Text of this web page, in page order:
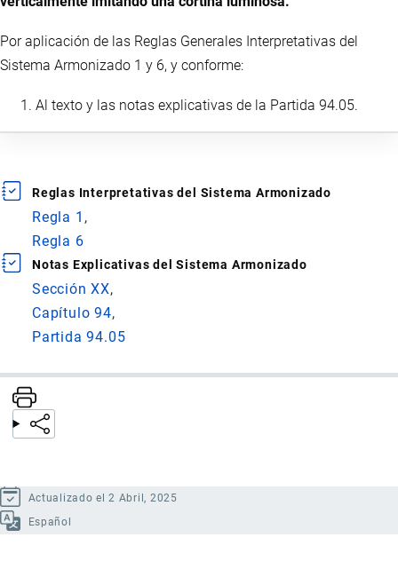
Por aplicación de las Reglas Generales Interpretativas del
Sistema Armonizado 1 y 6, y conforme:
Al texto y las notas explicativas de la Partida 94.05.
Reglas Interpretativas del Sistema Armonizado
Regla 1
Regla 6
Notas Explicativas del Sistema Armonizado
Sección XX
Capítulo 94
Partida 94.05
Actualizado el 2 Abril, 2025
Español